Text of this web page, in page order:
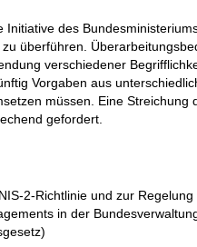
e
p
r
o
i
t
des
überführen.
verschiedener
Vorgaben aus
müssen. Eine Streichung
gefordert.
2-Richtlinie und zur
in der